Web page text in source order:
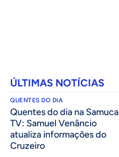
ÚLTIMAS NOTÍCIAS
QUENTES DO DIA
Quentes do dia na Samuca
TV: Samuel Venâncio
atualiza informações do
Cruzeiro